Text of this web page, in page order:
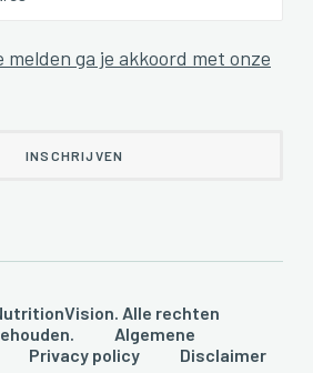
melden ga je akkoord met onze
Alle rechten
Algemene
Privacy policy Disclaimer